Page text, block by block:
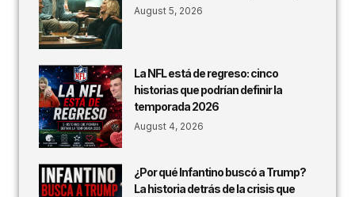
August 5, 2026
La NFL está de regreso: cinco
historias que podrían definir la
temporada 2026
August 4, 2026
¿Por qué Infantino buscó a Trump?
La historia detrás de la crisis que